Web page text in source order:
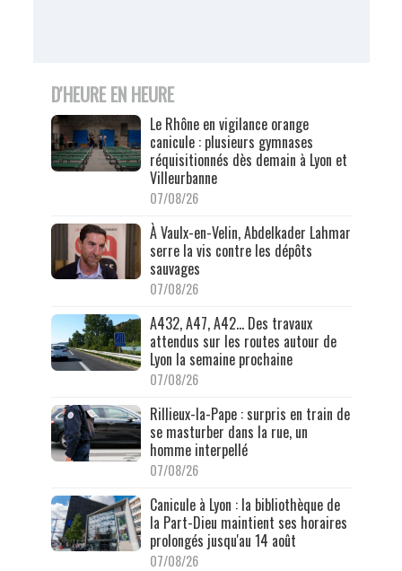
D'HEURE EN HEURE
Le Rhône en vigilance orange
canicule : plusieurs gymnases
réquisitionnés dès demain à Lyon et
Villeurbanne
07/08/26
À Vaulx-en-Velin, Abdelkader Lahmar
serre la vis contre les dépôts
sauvages
07/08/26
A432, A47, A42… Des travaux
attendus sur les routes autour de
Lyon la semaine prochaine
07/08/26
Rillieux-la-Pape : surpris en train de
se masturber dans la rue, un
homme interpellé
07/08/26
Canicule à Lyon : la bibliothèque de
la Part-Dieu maintient ses horaires
prolongés jusqu'au 14 août
07/08/26